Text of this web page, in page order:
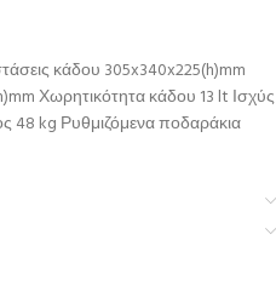
κάδου 305x340x225(h)mm
Χωρητικότητα κάδου 13 lt Ισχύς
48 kg Ρυθμιζόμενα ποδαράκια